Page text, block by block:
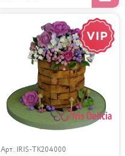
Арт. IRIS-TK204000